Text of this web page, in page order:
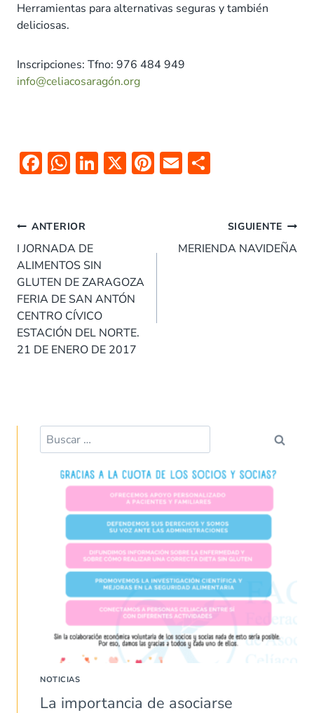
Herramientas para alternativas seguras y también
deliciosas.
Inscripciones: Tfno: 976 484 949
info@celiacosaragón.org
F
b
o
o
k
W
s
A
p
p
Li
dI
n
X Pi
t
E
ar
Navegación
de
entradas
ANTERIOR
I JORNADA DE
ALIMENTOS SIN
GLUTEN DE ZARAGOZA
FERIA DE SAN ANTÓN
CENTRO CÍVICO
ESTACIÓN DEL NORTE.
21 DE ENERO DE 2017
SIGUIENTE
MERIENDA NAVIDEÑA
Buscar:
NOTICIAS
La importancia de asociarse